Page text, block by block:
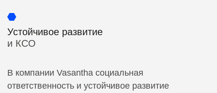
Устойчивое развитие
и КСО
В компании Vasantha социальная
ответственность и устойчивое развитие